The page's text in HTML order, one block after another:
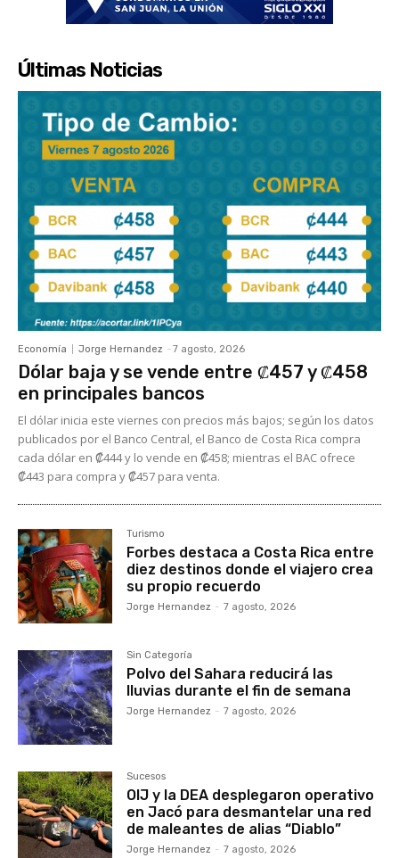
Últimas Noticias
Economía Jorge Hernandez - 7 agosto, 2026
Dólar baja y se vende entre ₡457 y ₡458
en principales bancos
El dólar inicia este viernes con precios más bajos; según los datos
publicados por el Banco Central, el Banco de Costa Rica compra
cada dólar en ₡444 y lo vende en ₡458; mientras el BAC ofrece
₡443 para compra y ₡457 para venta.
Turismo
Forbes destaca a Costa Rica entre
diez destinos donde el viajero crea
su propio recuerdo
Jorge Hernandez - 7 agosto, 2026
Sin Categoría
Polvo del Sahara reducirá las
lluvias durante el fin de semana
Jorge Hernandez - 7 agosto, 2026
Sucesos
OIJ y la DEA desplegaron operativo
en Jacó para desmantelar una red
de maleantes de alias “Diablo”
Jorge Hernandez - 7 agosto, 2026